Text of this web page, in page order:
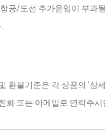
공/도선 추가운임이 부과
환불기준은 각 상품의 '상
화 또는 이메일로 연락주